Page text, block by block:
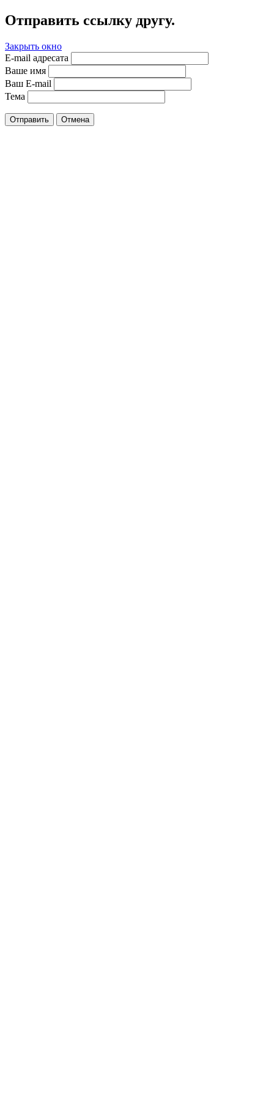
Отправить ссылку другу.
Закрыть окно
E-mail адресата
Ваше имя
Ваш E-mail
Тема
Отправить Отмена